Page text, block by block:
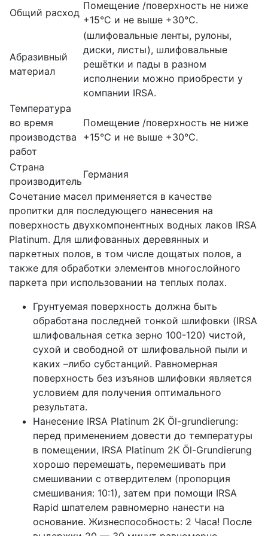
Общий расход
Помещение /поверхность не ниже
+15°C и не выше +30°C.
Абразивный
материал
(шлифовальные ленты, рулоны,
диски, листы), шлифовальные
решётки и пады в разном
исполнении можно приобрести у
компании IRSA.
Температура
во время
производства
работ
Помещение /поверхность не ниже
+15°C и не выше +30°C.
Страна
производитель
Германия
Сочетание масел применяется в качестве
пропитки для последующего нанесения на
поверхность двухкомпонентных водных лаков IRSA
Platinum. Для шлифованных деревянных и
паркетных полов, в том числе дощатых полов, а
также для обработки элементов многослойного
паркета при использовании на теплых полах.
Грунтуемая поверхность должна быть
обработана последней тонкой шлифовки (IRSA
шлифовальная сетка зерно 100-120) чистой,
сухой и свободной от шлифовальной пыли и
каких –либо субстанций. Равномерная
поверхность без изъянов шлифовки является
условием для получения оптимального
результата.
Нанесение IRSA Platinum 2K Öl-grundierung:
перед применением довести до температуры
в помещении, IRSA Platinum 2K Öl-Grundierung
хорошо перемешать, перемешивать при
смешивании с отвердителем (пропорция
смешивания: 10:1), затем при помощи IRSA
Rapid шпателем равномерно нанести на
основание. Жизнеспособность: 2 Часа! После